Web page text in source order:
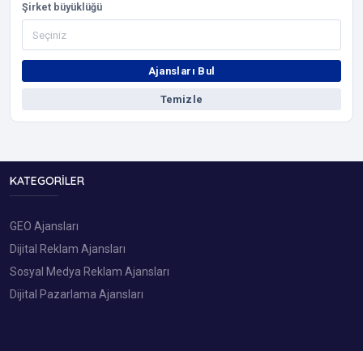
Şirket büyüklüğü
Ajansları Bul
Temizle
KATEGORILER
GEO Ajansları
Dijital Reklam Ajansları
Sosyal Medya Reklam Ajansları
Dijital Pazarlama Ajansları